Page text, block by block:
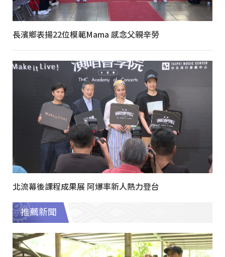
長濱鄉表揚22位模範Mama 感念父親辛勞
北流幕後課程成果展 阿爆率新人熱力登台
推薦新聞